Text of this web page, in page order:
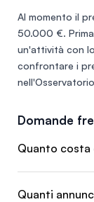
Al momento il
50.000 €.
un'attività con lo
confrontare i
nell'Osservatorio
Domande
Quanto costa
Quanti